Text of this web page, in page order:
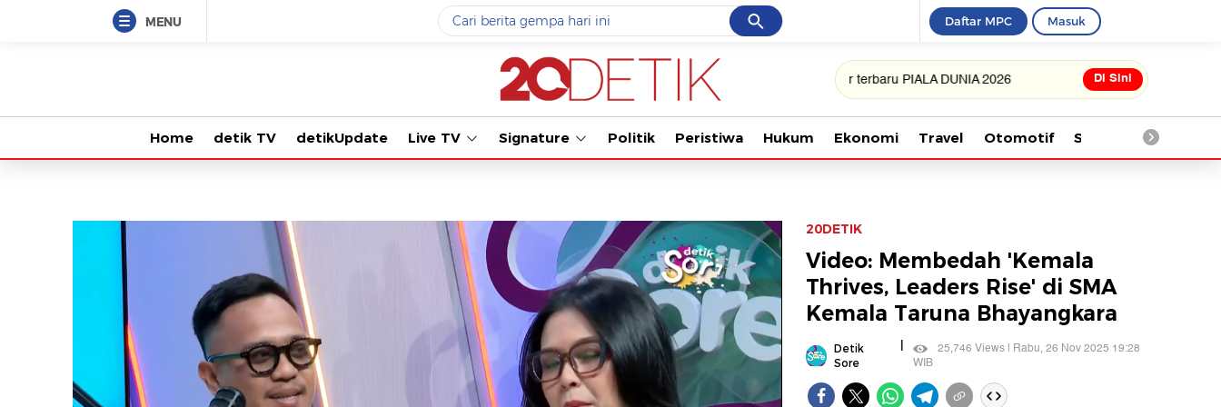
MENU Cancel
Yang sedang ramai dicari
data live draw sgp
#3prabowo
#5gempa hari ini
Promoted
Terakhir yang dicari
Loading...
Daftar MPC Masuk
Tonton kabar terbaru PIALA DUNIA 2026 Di Sini
Home detik TV detikUpdate Live TV Signature Politik Peristiwa Hukum Ekonomi Travel Otomotif Saintek
20DETIK
Video: Membedah 'Kemala
Thrives, Leaders Rise' di SMA
Kemala Taruna Bhayangkara
Detik
Sore
|
25,746 Views | Rabu, 26 Nov 2025 19:28
WIB